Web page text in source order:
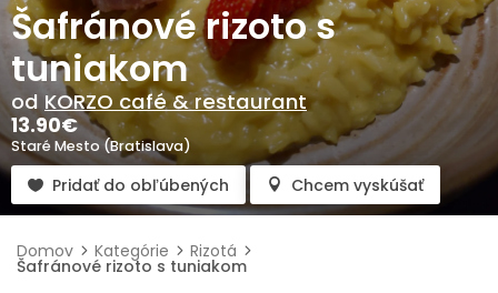
Šafránové rizoto s
tuniakom
odKORZO café & restaurant
13.90€
Staré Mesto (Bratislava)
Pridať do obľúbených Chcem vyskúšať
Domov Kategórie Rizotá
Šafránové rizoto s tuniakom